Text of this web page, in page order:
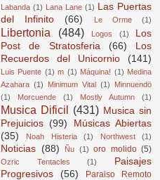
Labanda (1) Lana Lane (1) Las Puertas
del Infinito
(66) Le Orme (1)
Libertonia (484) Logos (1)
Los
Post de Stratosferia
(66)
Los
Recuerdos del Unicornio
(141)
Luis Puente (1) m (1) Máquina! (1) Medina
Azahara (1) Minimum Vital (1)
Minnuendö
(1)
Morcuende (1) Mostly Autumn (1)
Musica Dificil (431) Musica sin
Prejuicios (99)
Músicas Abiertas
(35)
Noah Histeria (1) Northwest (1)
Noticias (88) Ñu (1) oro molido (5)
Ozric Tentacles (1)
Paisajes
Progresivos
(56)
Paraiso Remoto